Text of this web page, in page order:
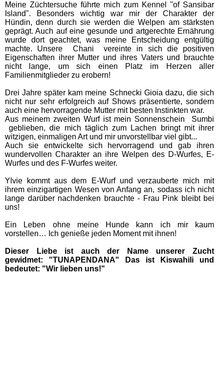
Meine Züchtersuche führte mich zum Kennel "of Sansibar
Island". Besonders wichtig war mir der Charakter der
Hündin, denn durch sie werden die Welpen am stärksten
geprägt. Auch auf eine gesunde und artgerechte Ernährung
wurde dort geachtet, was meine Entscheidung entgültig
machte. Unsere Chani vereinte in sich die positiven
Eigenschaften ihrer Mutter und ihres Vaters und brauchte
nicht lange, um sich einen Platz im Herzen aller
Familienmitglieder zu erobern!
Drei Jahre später kam meine Schnecki Gioia dazu, die sich
nicht nur sehr erfolgreich auf Shows präsentierte, sondern
auch eine hervorragende Mutter mit besten Instinkten war.
Aus meinem zweiten Wurf ist mein Sonnenschein Sumbi
geblieben, die mich täglich zum Lachen bringt mit ihrer
witzigen, einmaligen Art und mir unvorstellbar viel gibt...
Auch sie entwickelte sich hervorragend und gab ihren
wundervollen Charakter an ihre Welpen des D-Wurfes, E-
Wurfes und des F-Wurfes weiter.
Ylvie kommt aus dem E-Wurf und verzauberte mich mit
ihrem einzigartigen Wesen von Anfang an, sodass ich nicht
lange darüber nachdenken brauchte - Frau Pink bleibt bei
uns!
Ein Leben ohne meine Hunde kann ich mir kaum
vorstellen… Ich genieße jeden Moment mit ihnen!
Dieser Liebe ist auch der Name unserer Zucht
gewidmet: "TUNAPENDANA" Das ist Kiswahili und
bedeutet: "Wir lieben uns!"